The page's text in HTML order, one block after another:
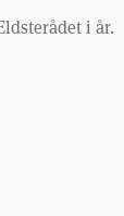
i år.